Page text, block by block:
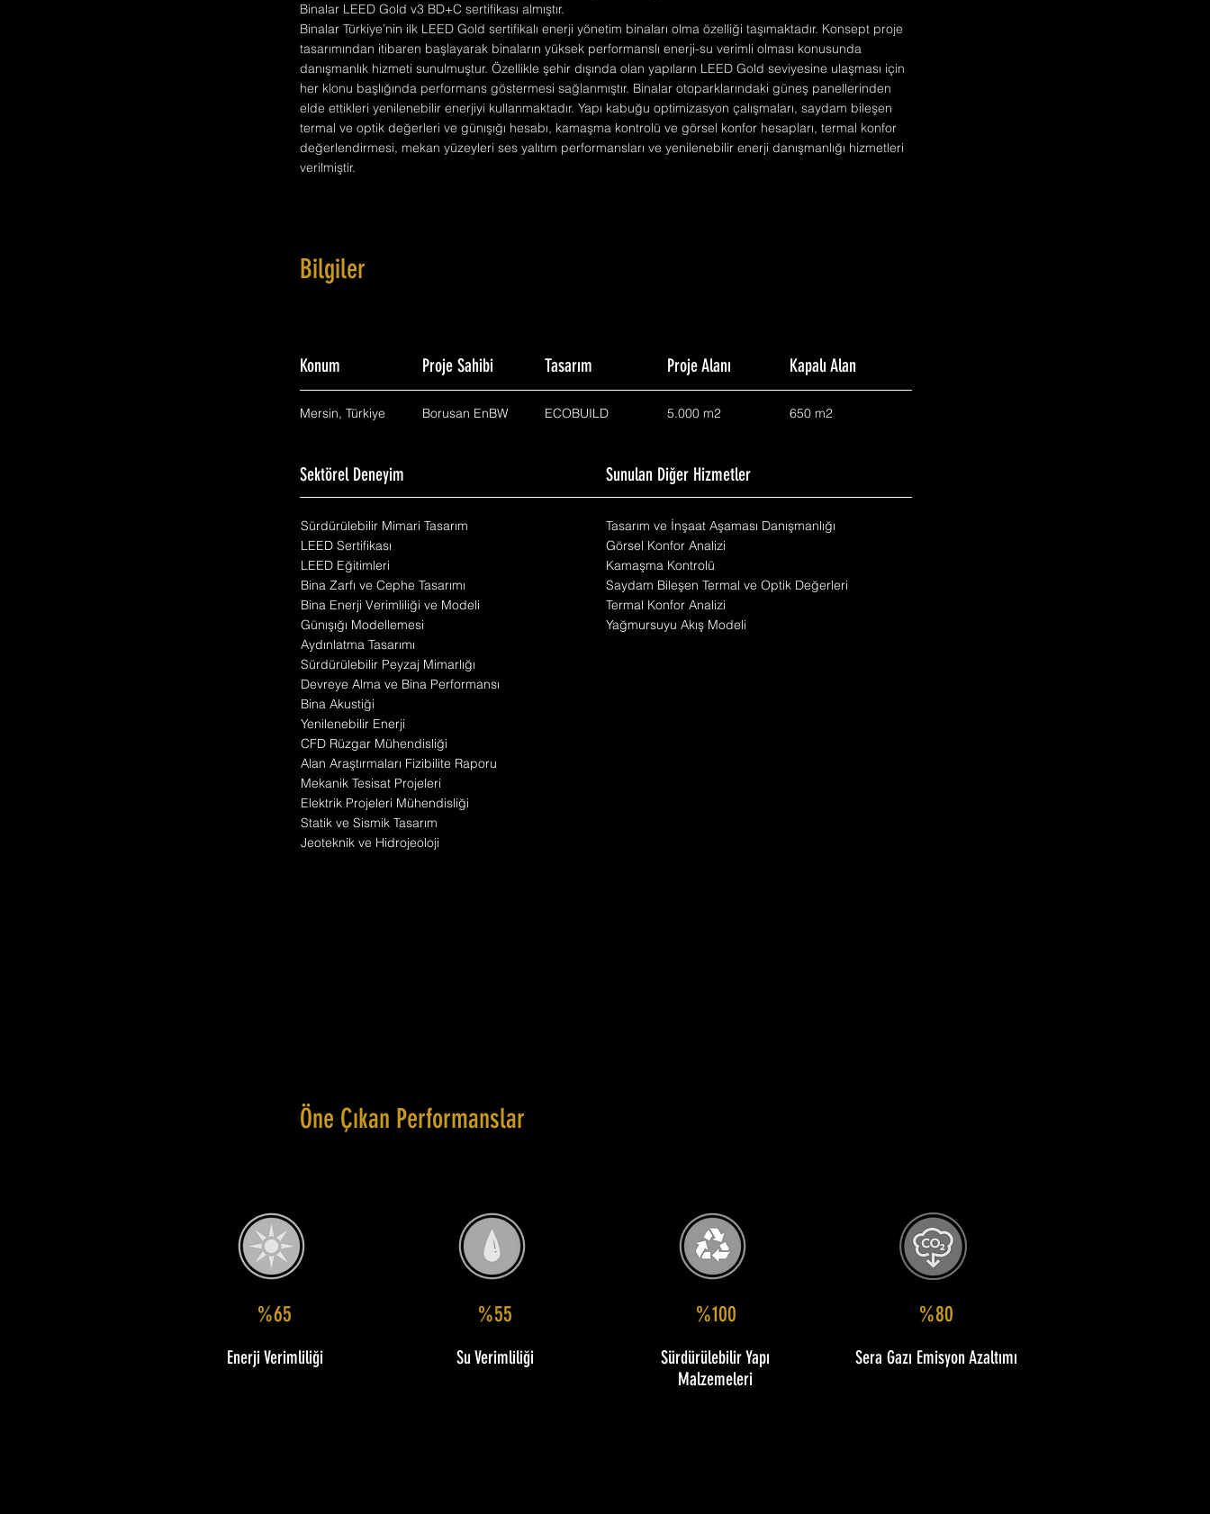
Binalar LEED Gold v3 BD+C sertifikası almıştır.
Binalar Türkiye’nin ilk LEED Gold sertifikalı enerji yönetim binaları olma özelliği taşımaktadır. Konsept proje
tasarımından itibaren başlayarak binaların yüksek performanslı enerji-su verimli olması konusunda
danışmanlık hizmeti sunulmuştur. Özellikle şehir dışında olan yapıların LEED Gold seviyesine ulaşması için
her klonu başlığında performans göstermesi sağlanmıştır. Binalar otoparklarındaki güneş panellerinden
elde ettikleri yenilenebilir enerjiyi kullanmaktadır. Yapı kabuğu optimizasyon çalışmaları, saydam bileşen
termal ve optik değerleri ve günışığı hesabı, kamaşma kontrolü ve görsel konfor hesapları, termal konfor
değerlendirmesi, mekan yüzeyleri ses yalıtım performansları ve yenilenebilir enerji danışmanlığı hizmetleri
verilmiştir.
Bilgiler
Konum Proje Sahibi Tasarım Proje Alanı Kapalı Alan
Mersin, Türkiye Borusan EnBW ECOBUILD 5.000 m2 650 m2
Sektörel Deneyim Sunulan Diğer Hizmetler
Sürdürülebilir Mimari Tasarım
LEED Sertifikası
LEED Eğitimleri
Bina Zarfı ve Cephe Tasarımı
Bina Enerji Verimliliği ve Modeli
Günışığı Modellemesi
Aydınlatma Tasarımı
Sürdürülebilir Peyzaj Mimarlığı
Devreye Alma ve Bina Performansı
Bina Akustiği
Yenilenebilir Enerji
CFD Rüzgar Mühendisliği
Alan Araştırmaları Fizibilite Raporu
Mekanik Tesisat Projeleri
Elektrik Projeleri Mühendisliği
Statik ve Sismik Tasarım
Jeoteknik ve Hidrojeoloji
Tasarım ve İnşaat Aşaması Danışmanlığı
Görsel Konfor Analizi
Kamaşma Kontrolü
Saydam Bileşen Termal ve Optik Değerleri
Termal Konfor Analizi
Yağmursuyu Akış Modeli
Öne Çıkan Performanslar
%65
Enerji Verimliliği
%55
Su Verimliliği
%100
Sürdürülebilir Yapı
Malzemeleri
%80
Sera Gazı Emisyon Azaltımı